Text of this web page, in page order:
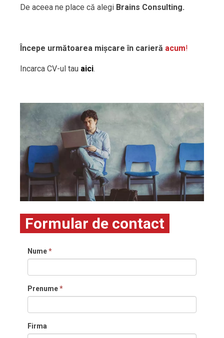
De aceea ne place că alegi Brains Consulting.
Începe următoarea mișcare în carieră acum!
Incarca CV-ul tau aici.
Formular de contact
Nume*
Prenume*
Firma